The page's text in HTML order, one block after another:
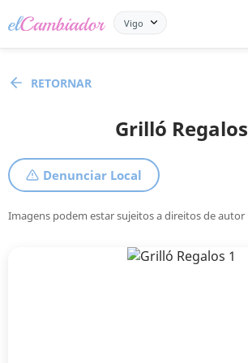
Vigo
RETORNAR
Grilló Regalos
Denunciar Local
Imagens podem estar sujeitos a direitos de autor